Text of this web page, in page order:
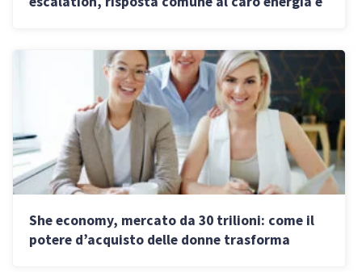
She economy, mercato da 30 trilioni: come il
potere d’acquisto delle donne trasforma